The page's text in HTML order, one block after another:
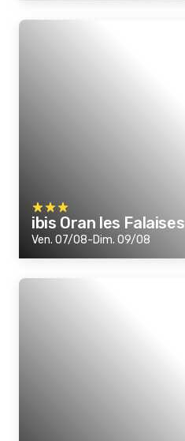
ibis Oran les Falaises
Ven. 07/08-Dim. 09/08